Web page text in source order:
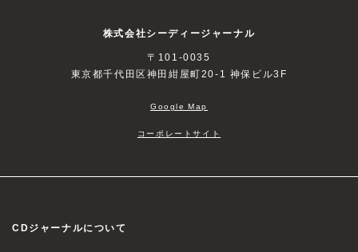
株式会社シーディージャーナル
〒101-0035
東京都千代田区神田紺屋町20-1 神保ビル3F
Google Map
コーポレートサイト
CDジャーナルについて